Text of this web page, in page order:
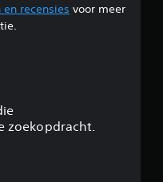
recensies voor meer
zoekopdracht.